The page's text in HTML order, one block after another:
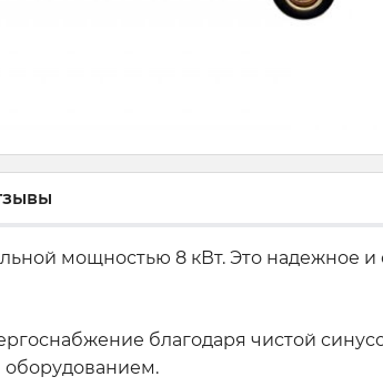
мощностью 8 кВт. Это надежное
благодаря чистой